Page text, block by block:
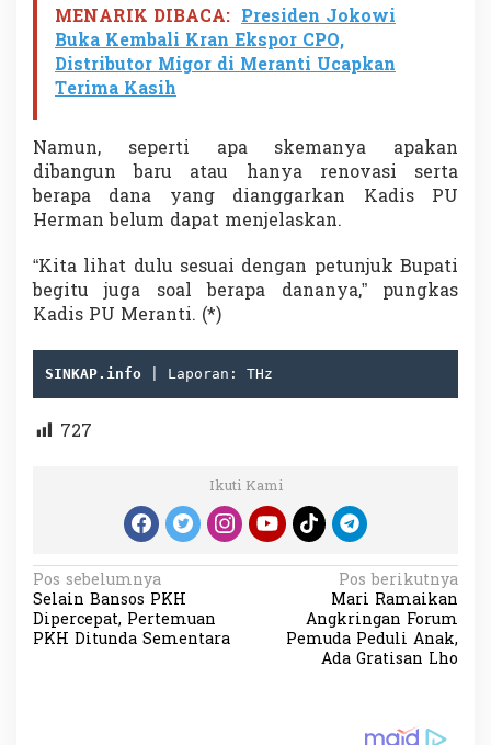
MENARIK DIBACA: Presiden Jokowi
Buka Kembali Kran Ekspor CPO,
Distributor Migor di Meranti Ucapkan
Terima Kasih
Namun, seperti apa skemanya apakan
dibangun baru atau hanya renovasi serta
berapa dana yang dianggarkan Kadis PU
Herman belum dapat menjelaskan.
“Kita lihat dulu sesuai dengan petunjuk Bupati
begitu juga soal berapa dananya,” pungkas
Kadis PU Meranti. (*)
SINKAP.info | Laporan: THz
727
Ikuti Kami
N
a
v
Pos sebelumnya
Selain Bansos PKH
Dipercepat, Pertemuan
PKH Ditunda Sementara
Pos berikutnya
Mari Ramaikan
Angkringan Forum
Pemuda Peduli Anak,
Ada Gratisan Lho